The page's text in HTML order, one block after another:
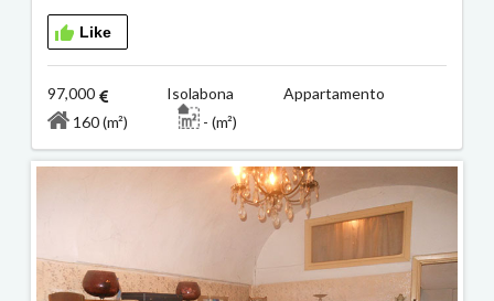
Like
97,000
Isolabona Appartamento
160 (m²)
- (m²)